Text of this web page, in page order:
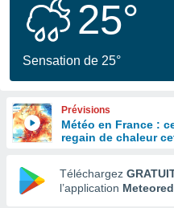
par
en
25°
Sensation de 25°
Prévisions
Météo en France :
regain de chaleur
Téléchargez
l’application